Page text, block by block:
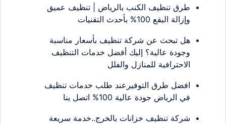
طرق تنظيف الكنب بالرياض | تنظيف عميق
وإزالة البقع 100% بأحدث التقنيات
هل تبحث عن شركة تنظيف بأسعار مناسبة
وجودة عالية؟ إليك أفضل خدمات التنظيف
الاحترافية للمنازل والفلل
افضل طرق التوفيرعند طلب خدمات تنظيف
في الرياض جودة عالية 100% اتصل ينا
شركة تنظيف خزانات بالخرج..خدمة سريعة